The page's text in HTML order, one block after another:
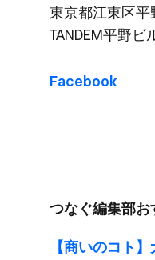
東京都江東区平
TANDEM平野ビ
Facebook
つなぐ​編集部​お
【商いの​コト